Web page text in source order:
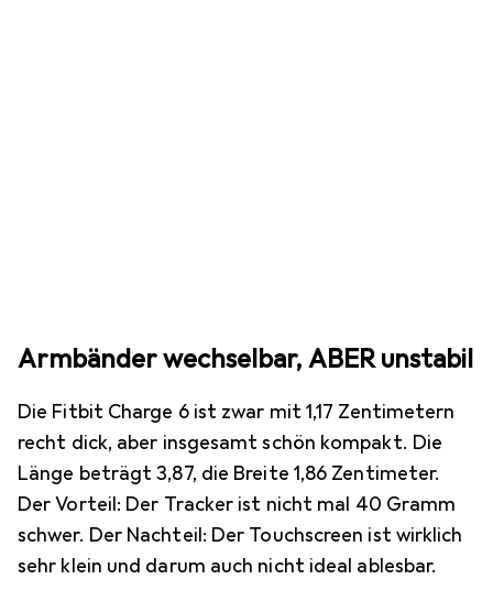
Armbänder wechselbar, ABER unstabil
Die Fitbit Charge 6 ist zwar mit 1,17 Zentimetern
recht dick, aber insgesamt schön kompakt. Die
Länge beträgt 3,87, die Breite 1,86 Zentimeter.
Der Vorteil: Der Tracker ist nicht mal 40 Gramm
schwer. Der Nachteil: Der Touchscreen ist wirklich
sehr klein und darum auch nicht ideal ablesbar.